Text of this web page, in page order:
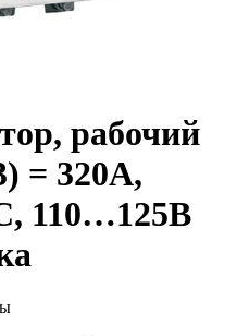
рабочий
= 320A,
110…125В